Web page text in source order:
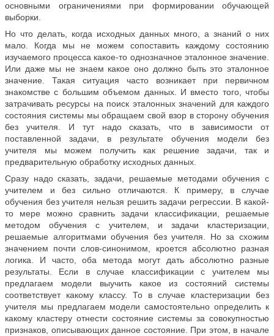
основными ограничениями при формировании обучающей
выборки.
Но что делать, когда исходных данных много, а знаний о них
мало. Когда мы не можем сопоставить каждому состоянию
изучаемого процесса какое-то однозначное эталонное значение.
Или даже мы не знаем какое оно должно быть это эталонное
значение. Такая ситуация часто возникает при первичном
знакомстве с большим объемом данных. И вместо того, чтобы
затрачивать ресурсы на поиск эталонных значений для каждого
состояния системы мы обращаем свой взор в сторону обучения
без учителя. И тут надо сказать, что в зависимости от
поставленной задачи, в результате обучения модели без
учителя мы можем получить как решение задачи, так и
предварительную обработку исходных данных.
Сразу надо сказать, задачи, решаемые методами обучения с
учителем и без сильно отличаются. К примеру, в случае
обучения без учителя нельзя решить задачи регрессии. В какой-
то мере можно сравнить задачи классификации, решаемые
методом обучения с учителем, и задачи кластеризации,
решаемые алгоритмами обучения без учителя. Но за схожим
значением почти слов-синонимом, кроется абсолютно разная
логика. И часто, оба метода могут дать абсолютно разные
результаты. Если в случае классификации с учителем мы
предлагаем модели выучить какое из состояний системы
соответствует какому классу. То в случае кластеризации без
учителя мы предлагаем модели самостоятельно определить к
какому кластеру отнести состояние системы за совокупностью
признаков, описывающих данное состояние. При этом, в начале